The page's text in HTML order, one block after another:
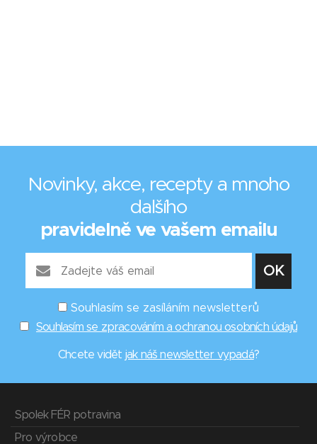
Novinky, akce, recepty a mnoho
dalšího
pravidelně ve vašem emailu
Souhlasím se zasíláním newsletterů
Souhlasím se zpracováním a ochranou osobních údajů
Chcete vidět jak náš newsletter vypadá?
Spolek FÉR potravina
Pro výrobce